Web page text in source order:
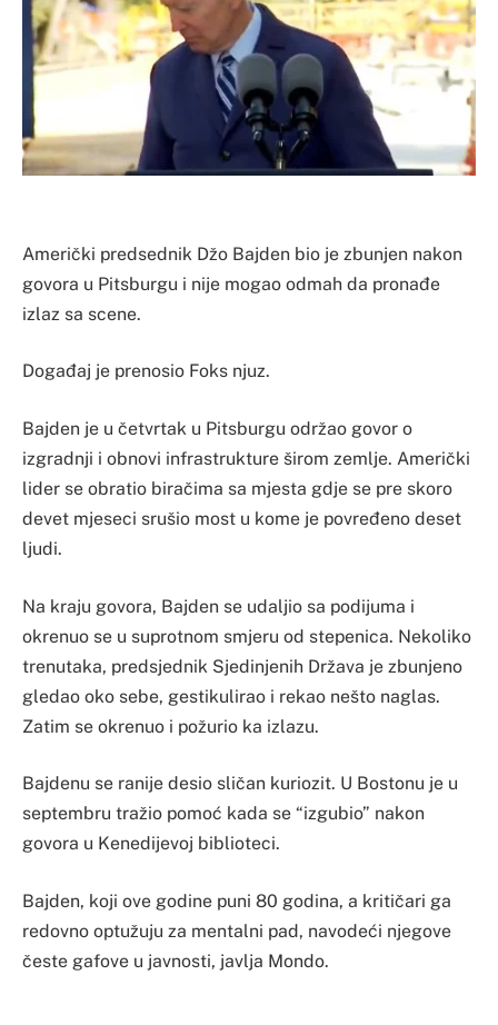
Američki predsednik Džo Bajden bio je zbunjen nakon
govora u Pitsburgu i nije mogao odmah da pronađe
izlaz sa scene.
Događaj je prenosio Foks njuz.
Bajden je u četvrtak u Pitsburgu održao govor o
izgradnji i obnovi infrastrukture širom zemlje. Američki
lider se obratio biračima sa mjesta gdje se pre skoro
devet mjeseci srušio most u kome je povređeno deset
ljudi.
Na kraju govora, Bajden se udaljio sa podijuma i
okrenuo se u suprotnom smjeru od stepenica. Nekoliko
trenutaka, predsjednik Sjedinjenih Država je zbunjeno
gledao oko sebe, gestikulirao i rekao nešto naglas.
Zatim se okrenuo i požurio ka izlazu.
Bajdenu se ranije desio sličan kuriozit. U Bostonu je u
septembru tražio pomoć kada se “izgubio” nakon
govora u Kenedijevoj biblioteci.
Bajden, koji ove godine puni 80 godina, a kritičari ga
redovno optužuju za mentalni pad, navodeći njegove
česte gafove u javnosti, javlja Mondo.